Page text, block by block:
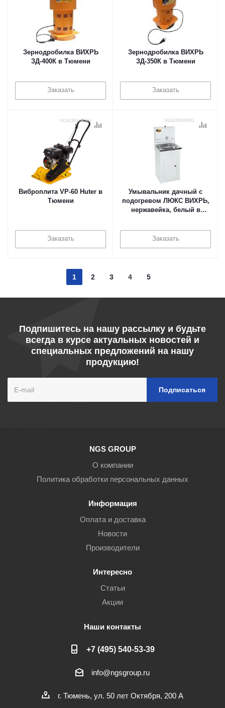
Зернодробилка ВИХРЬ
ЗД-400К в Тюмени
Заказать
Зернодробилка ВИХРЬ
ЗД-350К в Тюмени
Заказать
Виброплита VP-60 Huter в
Тюмени
Заказать
Умывальник дачный с
подогревом ЛЮКС ВИХРЬ,
нержавейка, белый в
Заказать
1 2 3 4 5
Подпишитесь на нашу рассылку и будьте
всегда в курсе актуальных новостей и
специальных предложений на нашу
продукцию!
NGS GROUP
О компании
Политика обработки персональных данных
Информация
Оплата и доставка
Новости
Производители
Интересно
Статьи
Акции
Наши контакты
+7 (495) 540-53-39
info@ngsgroup.ru
г. Тюмень, ул. 50 лет Октября, 200 А